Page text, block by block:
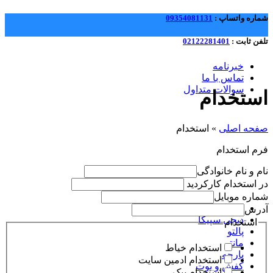
شماره واتساپ : 09354081131
تلفن ثابت : 02122281401
خبرنامه
تماس با ما
سوالات متداول
دیجی سپیکا
پالتو
مانتو
پارچه
کفش و بوت
استخدام
صفحه اصلی » استخدام
فرم استخدام
نام و نام خانوادگی
در استخدام کارکردید
شماره موبایل
آدرس
استخدام
استخدام خیاط
استخدام ادمین سایت